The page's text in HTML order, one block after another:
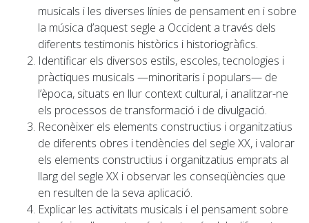
musicals i les diverses línies de pensament en i sobre
la música d’aquest segle a Occident a través dels
diferents testimonis històrics i historiogràfics.
Identificar els diversos estils, escoles, tecnologies i
pràctiques musicals —minoritaris i populars— de
l’època, situats en llur context cultural, i analitzar-ne
els processos de transformació i de divulgació.
Reconèixer els elements constructius i organitzatius
de diferents obres i tendències del segle XX, i valorar
els elements constructius i organitzatius emprats al
llarg del segle XX i observar les conseqüències que
en resulten de la seva aplicació.
Explicar les activitats musicals i el pensament sobre